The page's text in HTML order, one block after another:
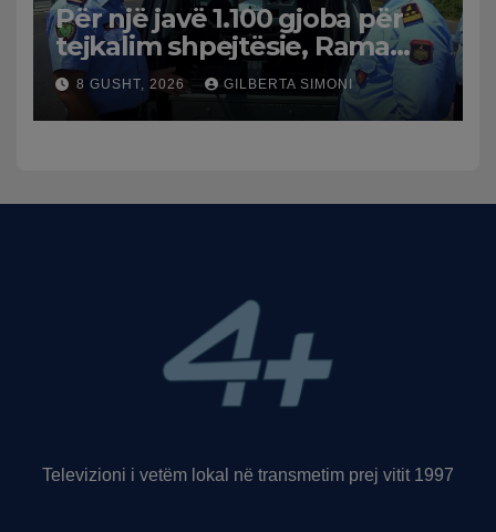
Për një javë 1.100 gjoba për
tejkalim shpejtësie, Rama
publikon videon: Kamerat e
trafikut së shpejti në
funksion
8 GUSHT, 2026 GILBERTA SIMONI
Televizioni i vetëm lokal në transmetim prej vitit 1997